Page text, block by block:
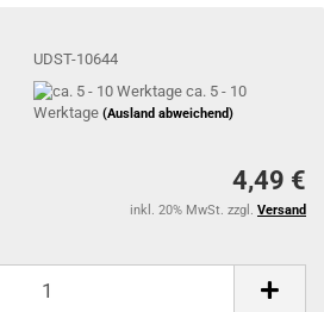
UDST-10644
ca. 5 - 10
Werktage(Ausland abweichend)
4,49 €
inkl. 20% MwSt. zzgl. Versand